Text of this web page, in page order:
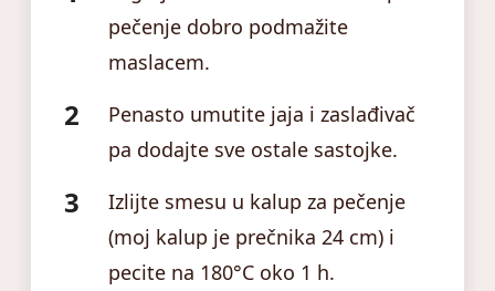
pečenje dobro podmažite
maslacem.
Penasto umutite jaja i zaslađivač
pa dodajte sve ostale sastojke.
Izlijte smesu u kalup za pečenje
(moj kalup je prečnika 24 cm) i
pecite na 180°C oko 1 h.